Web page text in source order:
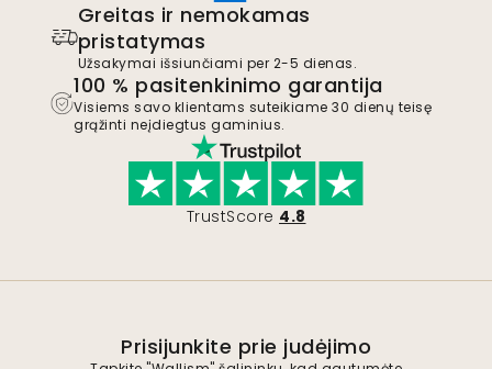
Greitas ir nemokamas
pristatymas
Užsakymai išsiunčiami per 2-5 dienas.
100 % pasitenkinimo garantija
Visiems savo klientams suteikiame 30 dienų teisę
grąžinti neįdiegtus gaminius.
TrustScore 4.8
Prisijunkite prie judėjimo